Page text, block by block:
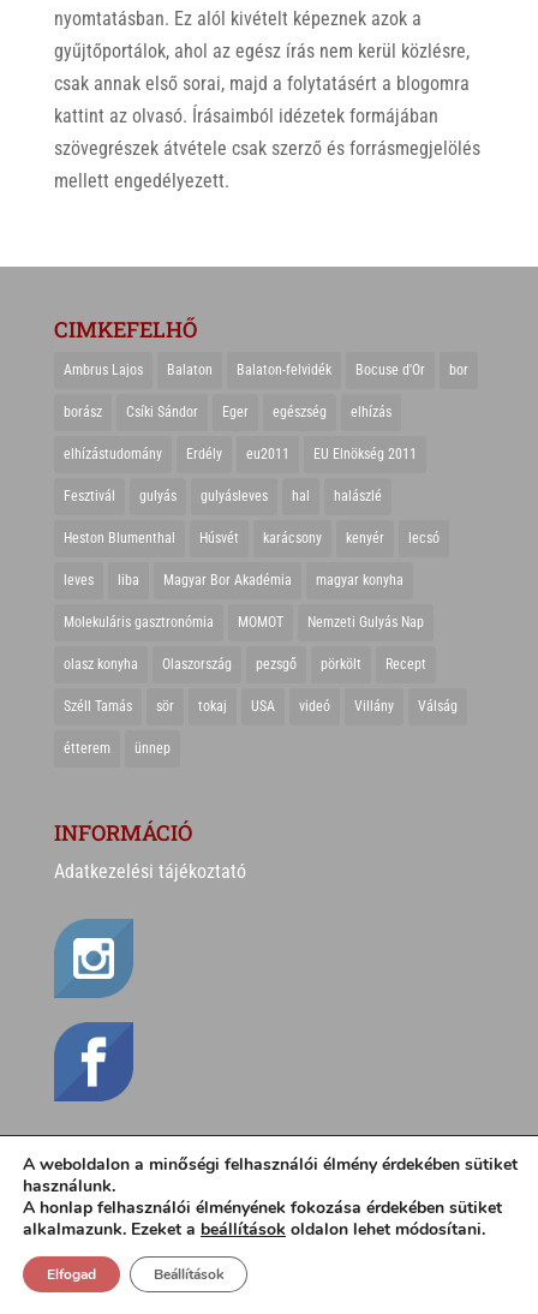
nyomtatásban. Ez alól kivételt képeznek azok a
gyűjtőportálok, ahol az egész írás nem kerül közlésre,
csak annak első sorai, majd a folytatásért a blogomra
kattint az olvasó. Írásaimból idézetek formájában
szövegrészek átvétele csak szerző és forrásmegjelölés
mellett engedélyezett.
CIMKEFELHŐ
Ambrus Lajos Balaton Balaton-felvidék Bocuse d'Or bor
borász Csíki Sándor Eger egészség elhízás
elhízástudomány Erdély eu2011 EU Elnökség 2011
Fesztivál gulyás gulyásleves hal halászlé
Heston Blumenthal Húsvét karácsony kenyér lecsó
leves liba Magyar Bor Akadémia magyar konyha
Molekuláris gasztronómia MOMOT Nemzeti Gulyás Nap
olasz konyha Olaszország pezsgő pörkölt Recept
Széll Tamás sör tokaj USA videó Villány Válság
étterem ünnep
INFORMÁCIÓ
Adatkezelési tájékoztató
CSÍKI SÁNDOR
A weboldalon a minőségi felhasználói élmény érdekében sütiket
használunk.
A honlap felhasználói élményének fokozása érdekében sütiket
alkalmazunk. Ezeket a beállítások oldalon lehet módosítani.
Elfogad Beállítások